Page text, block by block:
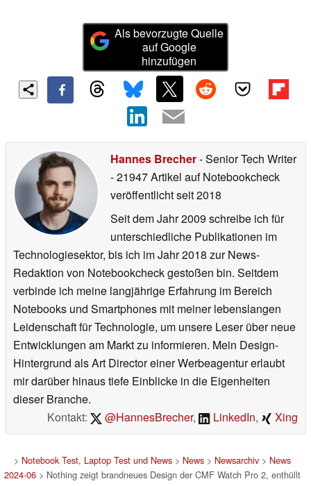
Als bevorzugte Quelle
auf Google
hinzufügen
Hannes Brecher- Senior Tech Writer
- 21947 Artikel auf Notebookcheck
veröffentlichtseit 2018
Seit dem Jahr 2009 schreibe ich für
unterschiedliche Publikationen im
Technologiesektor, bis ich im Jahr 2018 zur News-
Redaktion von Notebookcheck gestoßen bin. Seitdem
verbinde ich meine langjährige Erfahrung im Bereich
Notebooks und Smartphones mit meiner lebenslangen
Leidenschaft für Technologie, um unsere Leser über neue
Entwicklungen am Markt zu informieren. Mein Design-
Hintergrund als Art Director einer Werbeagentur erlaubt
mir darüber hinaus tiefe Einblicke in die Eigenheiten
dieser Branche.
Kontakt:
@HannesBrecher, LinkedIn, Xing
> Notebook Test, Laptop Test und News> News> Newsarchiv> News
2024-06> Nothing zeigt brandneues Design der CMF Watch Pro 2, enthüllt